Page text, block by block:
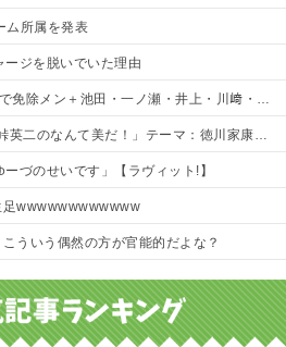
ム所属を発表
ージを脱いでいた理由
＋池田・一ノ瀬・井上・川﨑・菅原・中西が全完売
だ！」テーマ：徳川家康【2025.8.5 24:00〜 TOKYO MX】
づのせいです」【ラヴィット!】
足wwwwwwwwwwww
ういう偶然の方が官能的だよな？